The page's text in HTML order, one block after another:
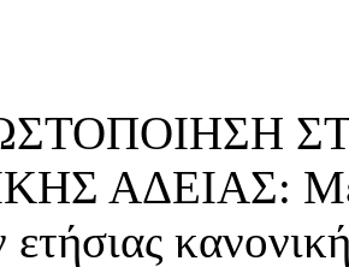
ΑΔΕΙΑΣ: Με
ετήσιας